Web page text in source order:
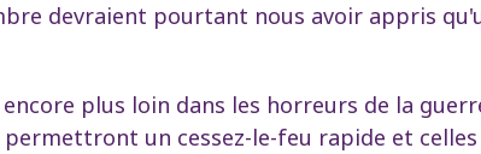
devraient pourtant nous avoir appris
plus loin dans les horreurs de la
permettront un cessez-le-feu rapide et